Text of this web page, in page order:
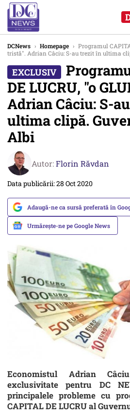
DCNews › Homepage › Programul
tristă". Adrian Câciu: S-au trezit în ultima
DE LUCRU, "o
Adrian Câciu: S-
ultima clipă.
Albi
Autor:Florin Răvdan
Data publicării: 28 Oct 2020
Adaugă-ne ca sursă preferată în
Urmărește-ne pe Google News
Economistul Adrian
exclusivitate pentru DC
principalele probleme cu
CAPITAL DE LUCRU al